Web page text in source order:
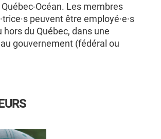
Océan. Les membres
peuvent être employé·e·s
hors du Québec, dans une
gouvernement (fédéral ou